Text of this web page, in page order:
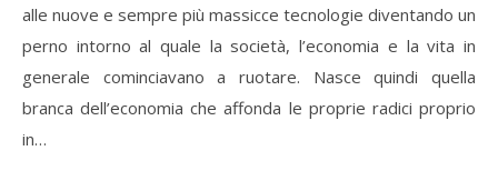
alle nuove e sempre più massicce tecnologie diventando un
perno intorno al quale la società, l’economia e la vita in
generale cominciavano a ruotare. Nasce quindi quella
branca dell’economia che affonda le proprie radici proprio
in…